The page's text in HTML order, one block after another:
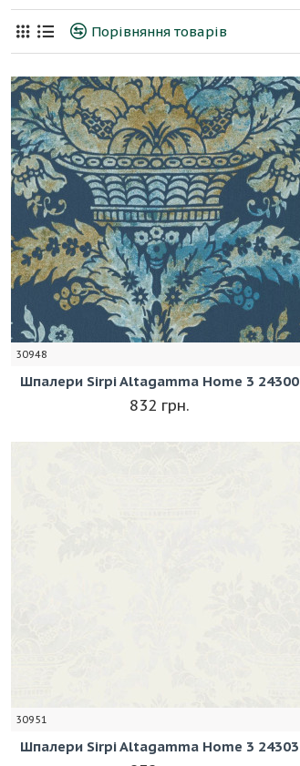
Порівняння товарів
30948
Шпалери Sirpi Altagamma Home 3 24300
832 грн.
30951
Шпалери Sirpi Altagamma Home 3 24303